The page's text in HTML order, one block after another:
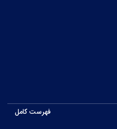
فهرست کامل